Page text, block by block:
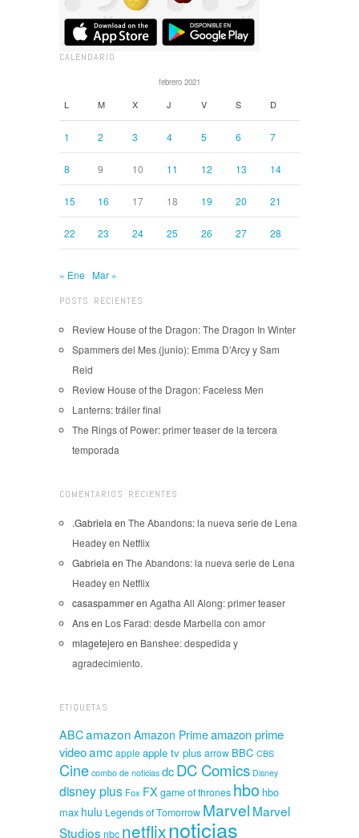
CALENDARIO
febrero 2021
L M X J V S D
1 2 3 4 5 6 7
8 9 10 11 12 13 14
15 16 17 18 19 20 21
22 23 24 25 26 27 28
« Ene Mar »
POSTS RECIENTES
Review House of the Dragon: The Dragon In Winter
Spammers del Mes (junio): Emma D’Arcy y Sam
Reid
Review House of the Dragon: Faceless Men
Lanterns: tráiler final
The Rings of Power: primer teaser de la tercera
temporada
COMENTARIOS RECIENTES
.Gabrielaen The Abandons: la nueva serie de Lena
Headey en Netflix
Gabrielaen The Abandons: la nueva serie de Lena
Headey en Netflix
casaspammeren Agatha All Along: primer teaser
Ansen Los Farad: desde Marbella con amor
mlagetejero en Banshee: despedida y
agradecimiento.
ETIQUETAS
ABCamazon Amazon Primeamazon prime
videoamcapple apple tv plus arrow BBC CBS
Cine combo de noticias dcDC Comics Disney
disney plus Fox FX game of thrones hbo hbo
max hulu Legends of Tomorrow Marvel Marvel
Studios nbc netflixnoticias